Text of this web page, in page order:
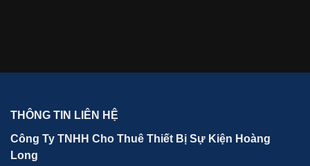
THÔNG TIN LIÊN HỆ
Công Ty TNHH Cho Thuê Thiết Bị Sự Kiện Hoàng
Long